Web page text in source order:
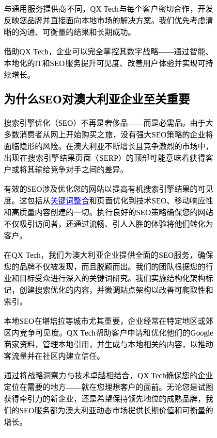
与通用服务提供商不同，QX Tech与每个客户密切合作，开发
反映您品牌并直接面向本地市场的解决方案。我们优先考虑清
晰的沟通、可衡量的结果和长期成功。
借助QX Tech，企业可以完全掌控其数字战略——通过智能、
本地化的IT和SEO服务提升可见度、改善用户体验并实现可持
续增长。
为什么SEO对澳大利亚企业至关重要
搜索引擎优化（SEO）不再是奢侈品——而是必需品。由于大
多数消费者从网上开始购买之旅，没有强大SEO策略的企业将
面临隐形的风险。在澳大利亚不断增长且竞争激烈的市场中，
出现在搜索引擎结果页面（SERP）的顶部可能意味着获得客
户或将其输给竞争对手之间的差异。
有效的SEO涉及优化您的网站以提高有机搜索引擎结果的可见
度。这包括从关键词整合和页面优化到技术SEO、移动响应性
和高质量内容创建的一切。执行良好的SEO策略确保您的网站
不仅吸引访问者，还通过流畅、引人入胜的体验将他们转化为
客户。
在QX Tech，我们为澳大利亚企业提供全面的SEO服务，确保
您的品牌不仅被发现，而且脱颖而出。我们的团队根据您的行
业和目标受众进行深入的关键词研究。我们实施结构化架构标
记，创建搜索优化的内容，并微调站点架构以改善可爬取性和
索引。
本地SEO在堪培拉等城市尤其重要，企业经常在特定地区或郊
区内竞争可见度。QX Tech帮助客户申请和优化他们的Google
商家资料，管理本地引用，并生成与本地相关的内容，以推动
客流量并在社区内建立信任。
通过将战略洞察力与技术卓越相结合，QX Tech确保您的企业
定位在需要的地方——就在您理想客户的面前。无论您是试图
获得牵引力的新企业，还是希望保持领先地位的成熟品牌，我
们的SEO服务都为澳大利亚动态市场提供长期价值和可衡量的
增长。